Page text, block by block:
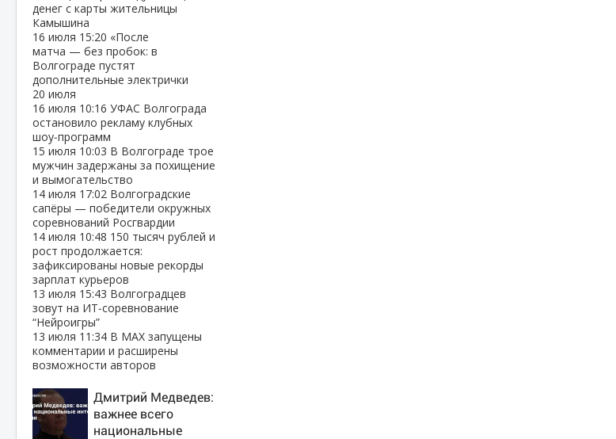
денег с карты жительницы
Камышина
16 июля 15:20 «После
матча — без пробок: в
Волгограде пустят
дополнительные электрички
20 июля
16 июля 10:16 УФАС Волгограда
остановило рекламу клубных
шоу‑программ
15 июля 10:03 В Волгограде трое
мужчин задержаны за похищение
и вымогательство
14 июля 17:02 Волгоградские
сапёры — победители окружных
соревнований Росгвардии
14 июля 10:48 150 тысяч рублей и
рост продолжается:
зафиксированы новые рекорды
зарплат курьеров
13 июля 15:43 Волгоградцев
зовут на ИТ‑соревнование
“Нейроигры”
13 июля 11:34 В МАХ запущены
комментарии и расширены
возможности авторов
Дмитрий Медведев:
важнее всего
национальные